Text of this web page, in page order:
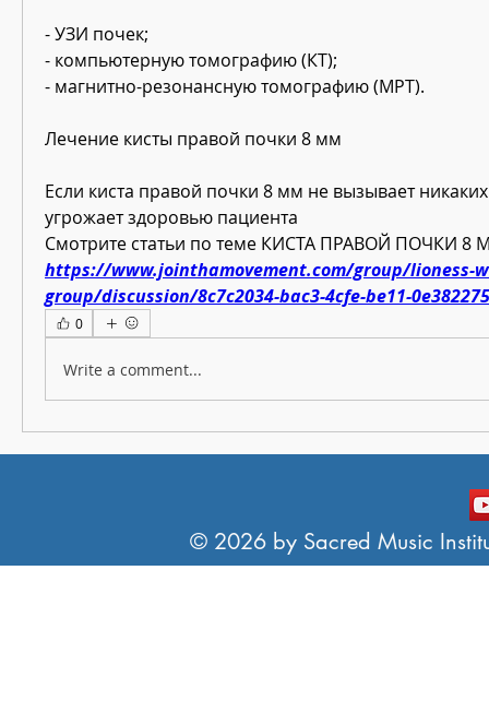
- УЗИ почек;
- компьютерную томографию (КТ);
- магнитно-резонансную томографию (МРТ).
Лечение кисты правой почки 8 мм
Если киста правой почки 8 мм не вызывает
угрожает здоровью пациента
Смотрите статьи по теме КИСТА ПРАВОЙ ПОЧКИ 8
https://www.jointhamovement.com/group/lioness-
group/discussion/8c7c2034-bac3-4cfe-be11-
0
Write a comment...
© 2026 by Sacred Music